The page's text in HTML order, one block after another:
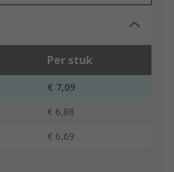
Per stuk
€ 7,09
€ 6,88
€ 6,69